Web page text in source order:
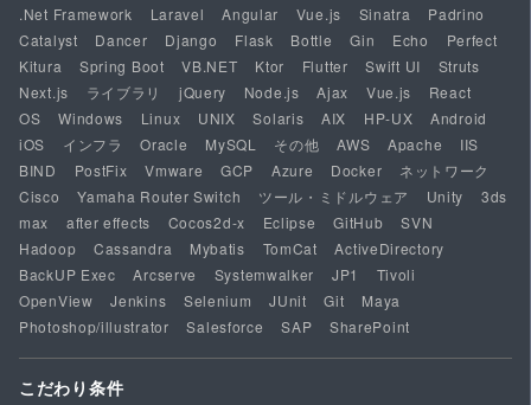
.Net Framework
Laravel Angular Vue.js Sinatra
Padrino
Catalyst
Dancer Django Flask Bottle Gin Echo
Perfect
Kitura
Spring Boot VB.NET Ktor Flutter Swift UI
Struts
Next.js
ライブラリ jQuery Node.js Ajax Vue.js
React
OS
Windows Linux UNIX Solaris AIX HP-UX
Android
iOS
インフラ Oracle MySQL その他 AWS Apache
IIS
BIND
PostFix Vmware GCP Azure Docker
ネットワーク
Cisco
Yamaha Router Switch ツール・ミドルウェア Unity
3ds
max
after effects Cocos2d-x Eclipse GitHub
SVN
Hadoop
Cassandra Mybatis TomCat
ActiveDirectory
BackUP Exec
Arcserve Systemwalker JP1
Tivoli
OpenView
Jenkins Selenium JUnit Git
Maya
Photoshop/illustrator
Salesforce SAP SharePoint
こだわり条件